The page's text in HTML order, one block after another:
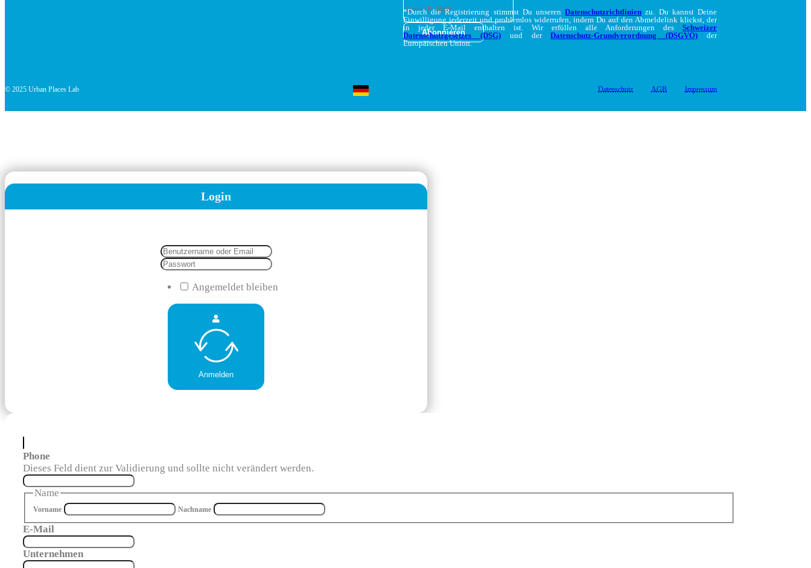
*Durch die Registrierung stimmst Du unserenDatenschutzrichtlinien zu. Du kannst Deine
Einwilligung jederzeit und problemlos widerrufen, indem Du auf den Abmeldelink klickst, der
in jeder E-Mail enthalten ist. Wir erfüllen alle Anforderungen des Schweizer
Datenschutzgesetzes (DSG)und derDatenschutz-Grundverordnung (DSGVO) der
Europäischen Union.
© 2025 Urban Places Lab Datenschutz AGB Impressum
Login
Angemeldet bleiben
Anmelden
Phone
Dieses Feld dient zur Validierung und sollte nicht verändert werden.
Name
Vorname Nachname
E-Mail
Unternehmen